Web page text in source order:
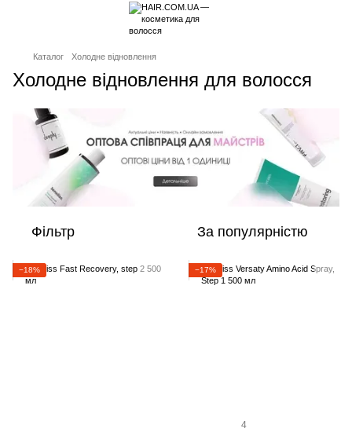
Каталог Холодне відновлення
Холодне відновлення для волосся
Фільтр За популярністю
−18% −17%
4